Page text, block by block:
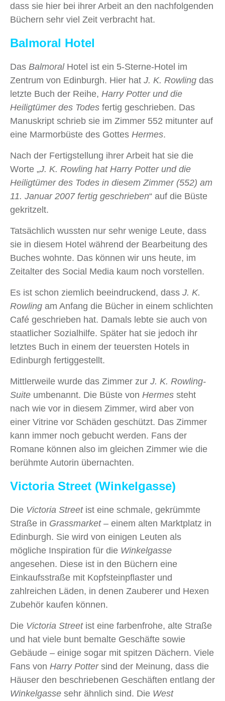
dass sie hier bei ihrer Arbeit an den nachfolgenden
Büchern sehr viel Zeit verbracht hat.
Balmoral Hotel
Das BalmoralHotel ist ein 5-Sterne-Hotel im
Zentrum von Edinburgh. Hier hat J. K. Rowling das
letzte Buch der Reihe, Harry Potter und die
Heiligtümer des Todes fertig geschrieben. Das
Manuskript schrieb sie im Zimmer 552 mitunter auf
eine Marmorbüste des Gottes Hermes.
Nach der Fertigstellung ihrer Arbeit hat sie die
Worte „J. K. Rowling hat Harry Potter und die
Heiligtümer des Todes in diesem Zimmer (552) am
11. Januar 2007 fertig geschrieben“ auf die Büste
gekritzelt.
Tatsächlich wussten nur sehr wenige Leute, dass
sie in diesem Hotel während der Bearbeitung des
Buches wohnte. Das können wir uns heute, im
Zeitalter des Social Media kaum noch vorstellen.
Es ist schon ziemlich beeindruckend, dass J. K.
Rowling am Anfang die Bücher in einem schlichten
Café geschrieben hat. Damals lebte sie auch von
staatlicher Sozialhilfe. Später hat sie jedoch ihr
letztes Buch in einem der teuersten Hotels in
Edinburgh fertiggestellt.
Mittlerweile wurde das Zimmer zur J. K. Rowling-
Suite umbenannt. Die Büste von Hermes steht
nach wie vor in diesem Zimmer, wird aber von
einer Vitrine vor Schäden geschützt. Das Zimmer
kann immer noch gebucht werden. Fans der
Romane können also im gleichen Zimmer wie die
berühmte Autorin übernachten.
Victoria Street (Winkelgasse)
Die Victoria Streetist eine schmale, gekrümmte
Straße in Grassmarket– einem alten Marktplatz in
Edinburgh. Sie wird von einigen Leuten als
mögliche Inspiration für die Winkelgasse
angesehen. Diese ist in den Büchern eine
Einkaufsstraße mit Kopfsteinpflaster und
zahlreichen Läden, in denen Zauberer und Hexen
Zubehör kaufen können.
Die Victoria Streetist eine farbenfrohe, alte Straße
und hat viele bunt bemalte Geschäfte sowie
Gebäude – einige sogar mit spitzen Dächern. Viele
Fans von Harry Pottersind der Meinung, dass die
Häuser den beschriebenen Geschäften entlang der
Winkelgasse sehr ähnlich sind. Die West